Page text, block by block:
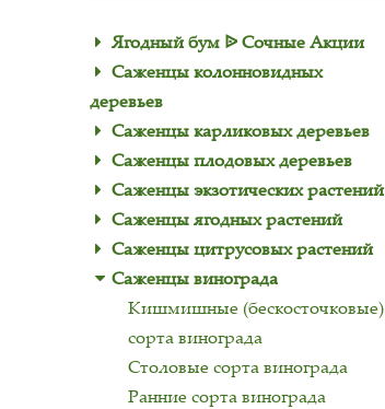
Ягодный бум ᐉ Сочные Акции
Саженцы колонновидных
деревьев
Саженцы карликовых деревьев
Саженцы плодовых деревьев
Саженцы экзотических растений
Саженцы ягодных растений
Саженцы цитрусовых растений
Саженцы винограда
Кишмишные (бескосточковые)
сорта винограда
Столовые сорта винограда
Ранние сорта винограда